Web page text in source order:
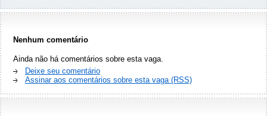
Nenhum comentário
Ainda não há comentários sobre esta vaga.
Deixe seu comentário
Assinar aos comentários sobre esta vaga (RSS)